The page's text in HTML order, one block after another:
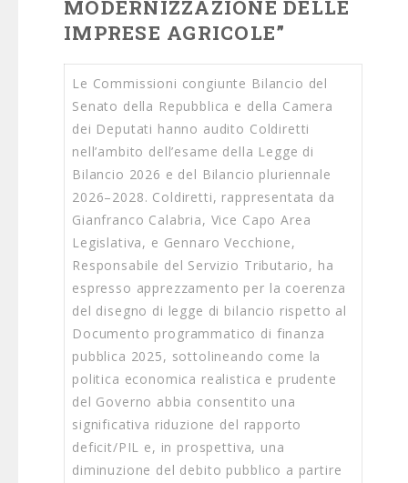
MODERNIZZAZIONE DELLE
IMPRESE AGRICOLE”
Le Commissioni congiunte Bilancio del
Senato della Repubblica e della Camera
dei Deputati hanno audito Coldiretti
nell’ambito dell’esame della Legge di
Bilancio 2026 e del Bilancio pluriennale
2026–2028. Coldiretti, rappresentata da
Gianfranco Calabria, Vice Capo Area
Legislativa, e Gennaro Vecchione,
Responsabile del Servizio Tributario, ha
espresso apprezzamento per la coerenza
del disegno di legge di bilancio rispetto al
Documento programmatico di finanza
pubblica 2025, sottolineando come la
politica economica realistica e prudente
del Governo abbia consentito una
significativa riduzione del rapporto
deficit/PIL e, in prospettiva, una
diminuzione del debito pubblico a partire